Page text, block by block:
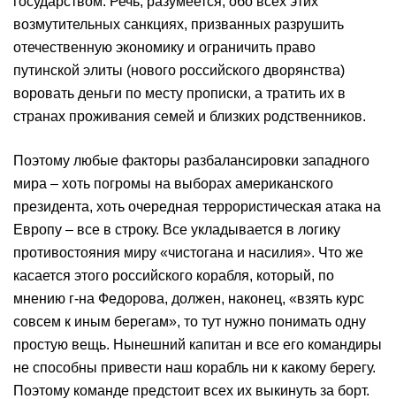
возмутительных санкциях, призванных разрушить
отечественную экономику и ограничить право
путинской элиты (нового российского дворянства)
воровать деньги по месту прописки, а тратить их в
странах проживания семей и близких родственников.
Поэтому любые факторы разбалансировки западного
мира – хоть погромы на выборах американского
президента, хоть очередная террористическая атака на
Европу – все в строку. Все укладывается в логику
противостояния миру «чистогана и насилия». Что же
касается этого российского корабля, который, по
мнению г-на Федорова, должен, наконец, «взять курс
совсем к иным берегам», то тут нужно понимать одну
простую вещь. Нынешний капитан и все его командиры
не способны привести наш корабль ни к какому берегу.
Поэтому команде предстоит всех их выкинуть за борт.